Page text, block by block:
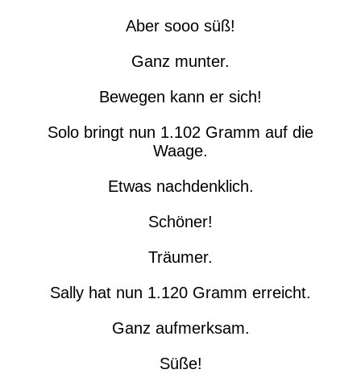
Aber sooo süß!
Ganz munter.
Bewegen kann er sich!
Solo bringt nun 1.102 Gramm auf die
Waage.
Etwas nachdenklich.
Schöner!
Träumer.
Sally hat nun 1.120 Gramm erreicht.
Ganz aufmerksam.
Süße!